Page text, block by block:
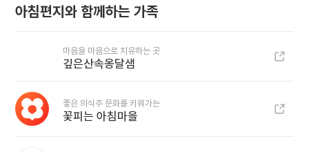
아침편지와 함께하는 가족
마음을 마음으로 치유하는 곳
깊은산속옹달샘
좋은 의식주 문화를 키워가는
꽃피는 아침마을